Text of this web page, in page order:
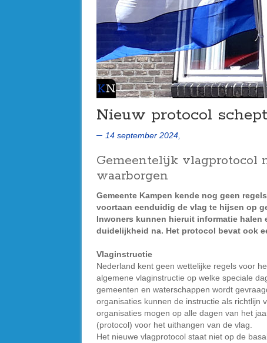
Nieuw protocol
14 september 2024,
Gemeentelijk vlagprotocol
waarborgen
Gemeente Kampen kende nog geen
voortaan eenduidig de vlag te hijsen op
Inwoners kunnen hieruit informatie halen
duidelijkheid na. Het protocol bevat ook
Vlaginstructie
Nederland kent geen wettelijke regels voor
algemene vlaginstructie op welke speciale
gemeenten en waterschappen wordt
organisaties kunnen de instructie als richtlijn
organisaties mogen op alle dagen van het
(protocol) voor het uithangen van de vlag.
Het nieuwe vlagprotocol staat niet op de